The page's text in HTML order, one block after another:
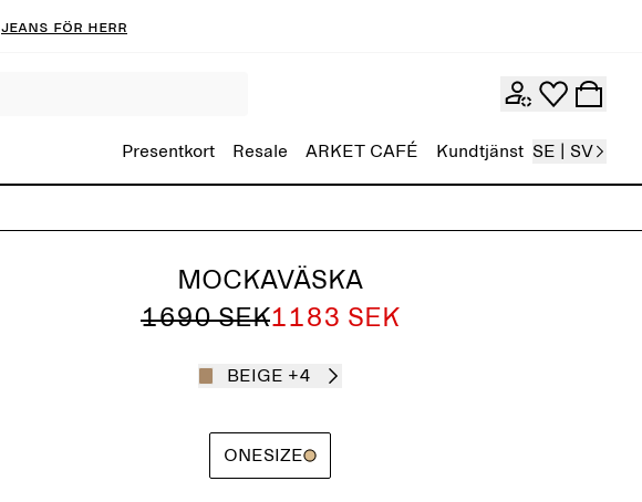
Jeans för herr
Presentkort Resale ARKET CAFÉ Kundtjänst SE | SV
MOCKAVÄSKA
1690 SEK1183 SEK
BEIGE +4
ONESIZE